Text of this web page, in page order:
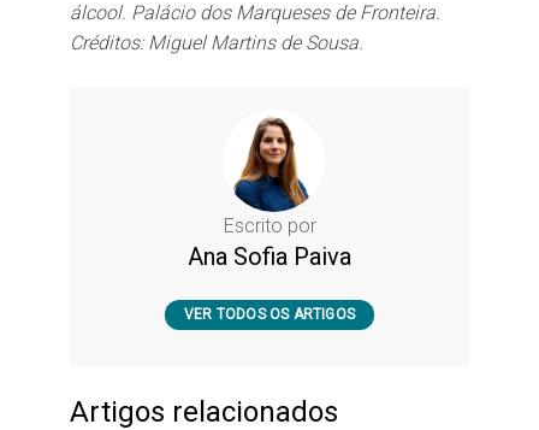
álcool. Palácio dos Marqueses de Fronteira.
Créditos: Miguel Martins de Sousa.
Escrito por
Ana Sofia Paiva
VER TODOS OS ARTIGOS
Artigos relacionados